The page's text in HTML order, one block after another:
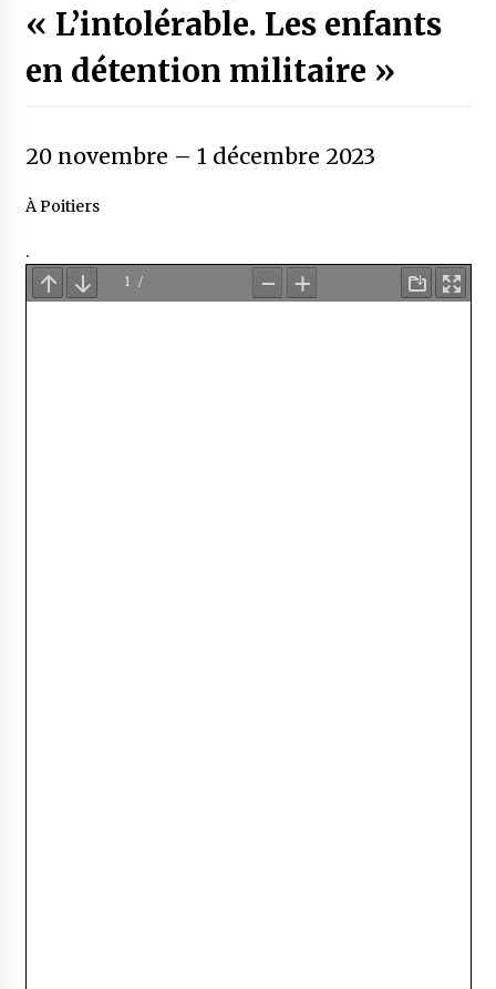
« L’intolérable. Les enfants
en détention militaire »
20 novembre – 1 décembre 2023
À Poitiers
.